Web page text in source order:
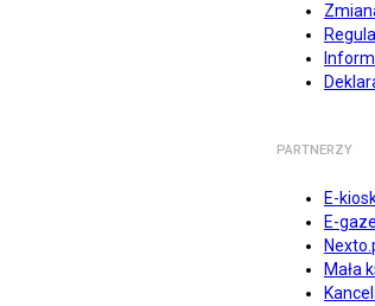
PARTNERZY
E-
E-
Mała